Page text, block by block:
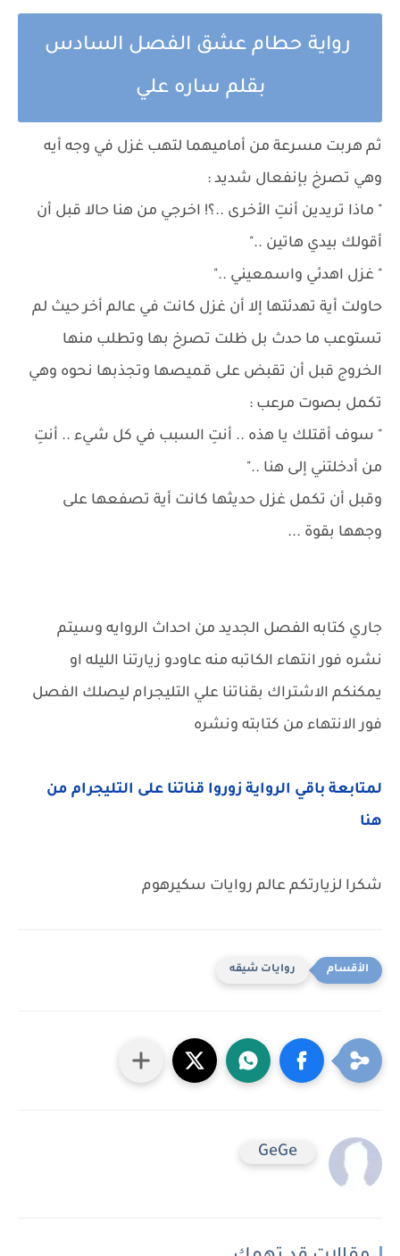
رواية حطام عشق الفصل السادس
بقلم ساره علي
ثم هربت مسرعة من أماميهما لتهب غزل في وجه أيه
وهي تصرخ بإنفعال شديد :
" ماذا تريدين أنتِ الأخرى ..؟! اخرجي من هنا حالا قبل أن
أقولك بيدي هاتين .."
" غزل اهدئي واسمعيني .."
حاولت أية تهدئتها إلا أن غزل كانت في عالم أخر حيث لم
تستوعب ما حدث بل ظلت تصرخ بها وتطلب منها
الخروج قبل أن تقبض على قميصها وتجذبها نحوه وهي
تكمل بصوت مرعب :
" سوف أقتلك يا هذه .. أنتِ السبب في كل شيء .. أنتِ
من أدخلتني إلى هنا .."
وقبل أن تكمل غزل حديثها كانت أية تصفعها على
وجهها بقوة ...
جاري كتابه الفصل الجديد من احداث الروايه وسيتم
نشره فور انتهاء الكاتبه منه عاودو زيارتنا الليله او
يمكنكم الاشتراك بقناتنا علي التليجرام ليصلك الفصل
فور الانتهاء من كتابته ونشره
لمتابعة باقي الرواية زوروا قناتنا على التليجرام من
هنا
شكرا لزيارتكم عالم روايات سكيرهوم
روايات شيقه
GeGe